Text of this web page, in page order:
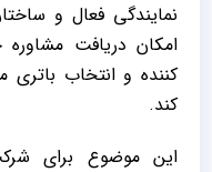
نمایندگی فعال و
امکان دریافت
کننده و انتخاب باتری
‌کند.
این موضوع برای